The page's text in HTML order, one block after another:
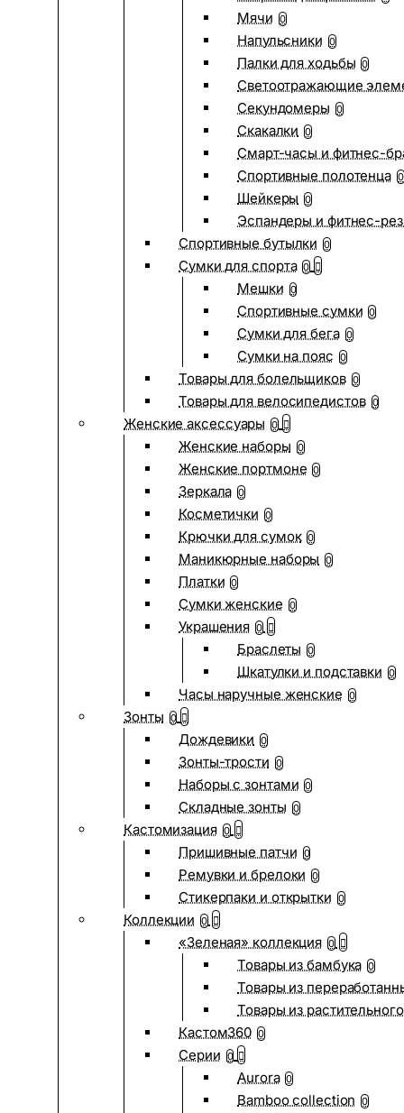
Мячи 0
Напульсники 0
Палки для ходьбы 0
Светоотражающие
Секундомеры 0
Скакалки 0
Смарт-часы и фитнес-
Спортивные полотенца 0
Шейкеры 0
Эспандеры и фитнес-
Спортивные бутылки 0
Сумки для спорта 0
Мешки 0
Спортивные сумки 0
Сумки для бега 0
Сумки на пояс 0
Товары для болельщиков 0
Товары для велосипедистов 0
Женские аксессуары 0
Женские наборы 0
Женские портмоне 0
Зеркала 0
Косметички 0
Крючки для сумок 0
Маникюрные наборы 0
Платки 0
Сумки женские 0
Украшения 0
Браслеты 0
Шкатулки и подставки 0
Часы наручные женские 0
Зонты 0
Дождевики 0
Зонты-трости 0
Наборы с зонтами 0
Складные зонты 0
Кастомизация 0
Пришивные патчи 0
Ремувки и брелоки 0
Стикерпаки и открытки 0
Коллекции 0
«Зеленая» коллекция 0
Товары из бамбука 0
Товары из
Товары из
Кастом360 0
Серии 0
Aurora 0
Bamboo collection 0